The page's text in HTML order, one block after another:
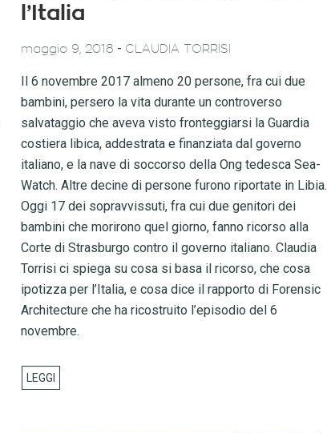
l’Italia
maggio 9, 2018 - CLAUDIA TORRISI
Il 6 novembre 2017 almeno 20 persone, fra cui due
bambini, persero la vita durante un controverso
salvataggio che aveva visto fronteggiarsi la Guardia
costiera libica, addestrata e finanziata dal governo
italiano, e la nave di soccorso della Ong tedesca Sea-
Watch. Altre decine di persone furono riportate in Libia.
Oggi 17 dei sopravvissuti, fra cui due genitori dei
bambini che morirono quel giorno, fanno ricorso alla
Corte di Strasburgo contro il governo italiano. Claudia
Torrisi ci spiega su cosa si basa il ricorso, che cosa
ipotizza per l’Italia, e cosa dice il rapporto di Forensic
Architecture che ha ricostruito l’episodio del 6
novembre.